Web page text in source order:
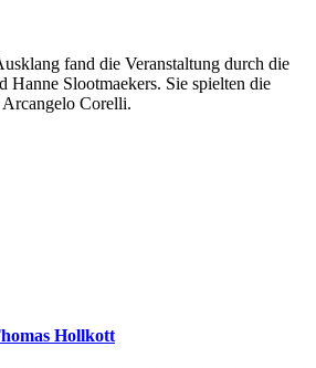
fand die Veranstaltung durch die
Hanne Slootmaekers. Sie spielten die
Arcangelo Corelli.
Hollkott